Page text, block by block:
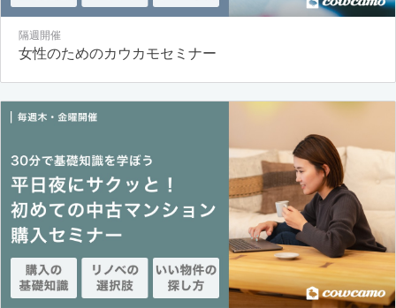
隔週開催
女性のためのカウカモセミナー